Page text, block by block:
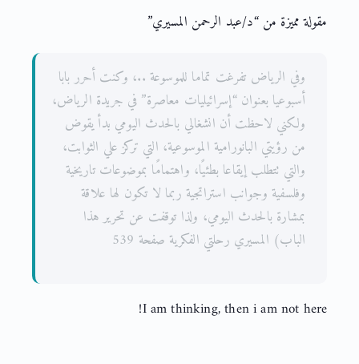
مقولة مميزة من “د/عبد الرحمن المسيري”
وفي الرياض تفرغت تماما للموسوعة ..، وكنت أحرر بابا
أسبوعيا بعنوان “إسرائيليات معاصرة” في جريدة الرياض،
ولكني لاحظت أن انشغالي بالحدث اليومي بدأ يقوض
من رؤيتي البانورامية الموسوعية، التي تركز علي الثوابت،
والتي تتطلب إيقاعا بطئيًا، واهتمامًا بموضوعات تاريخية
وفلسفية وجوانب استراتجية ربما لا تكون لها علاقة
بمشارة بالحدث اليومي، ولذا توقفت عن تحرير هذا
الباب) المسيري رحلتي الفكرية صفحة 539
I am thinking, then i am not here!